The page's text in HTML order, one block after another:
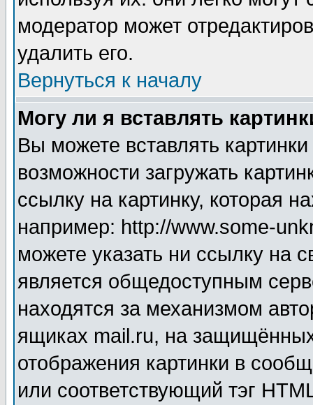
модератор может
удалить его.
Вернуться к началу
Могу ли я вставлять
Вы можете вставлять
возможности загружать
ссылку на картинку, которая
например: http://www.some-
можете указать ни ссылку на
является общедоступным
находятся за механизмом
ящиках mail.ru, на
отображения картинки в
или соответствующий тэг